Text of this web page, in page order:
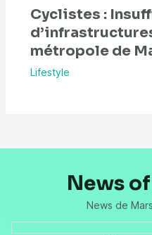
Cyclistes :
métropole de
Lifestyle
News
News de